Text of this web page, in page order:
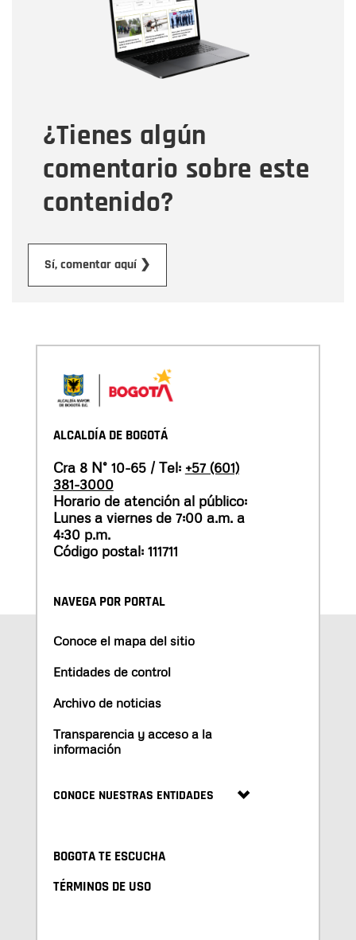
¿Tienes algún
comentario sobre este
contenido?
Sí, comentar aquí ❯
Correo electrónico
Tipo de comentario
Mensaje
ALCALDÍA DE BOGOTÁ
Cra 8 N° 10-65 / Tel: +57 (601)
381-3000
Horario de atención al público:
Lunes a viernes de 7:00 a.m. a
4:30 p.m.
Código postal: 111711
NAVEGA POR PORTAL
Conoce el mapa del sitio
Entidades de control
Archivo de noticias
Transparencia y acceso a la
información
CONOCE NUESTRAS ENTIDADES
BOGOTA TE ESCUCHA
TÉRMINOS DE USO